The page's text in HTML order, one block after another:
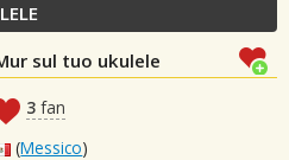
sul tuo ukulele
3 fan
(Messico)